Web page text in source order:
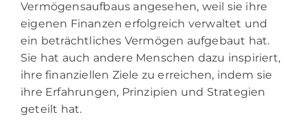
Vermögensaufbaus angesehen, weil sie ihre
eigenen Finanzen erfolgreich verwaltet und
ein beträchtliches Vermögen aufgebaut hat.
Sie hat auch andere Menschen dazu inspiriert,
ihre finanziellen Ziele zu erreichen, indem sie
ihre Erfahrungen, Prinzipien und Strategien
geteilt hat.